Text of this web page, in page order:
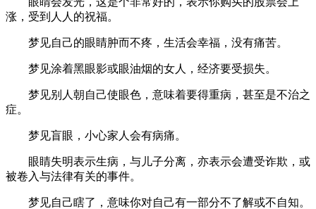
涨，受到人人的祝福。
梦见自己的眼睛肿而不疼，生活会幸福，没有痛苦。
梦见涂着黑眼影或眼油烟的女人，经济要受损失。
梦见别人朝自己使眼色，意味着要得重病，甚至是不治之
症。
梦见盲眼，小心家人会有病痛。
眼睛失明表示生病，与儿子分离，亦表示会遭受诈欺，或
被卷入与法律有关的事件。
梦见自己瞎了，意味你对自己有一部分不了解或不自知。